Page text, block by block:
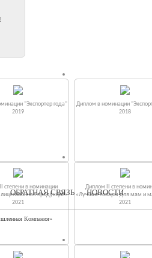
"Экспортер года"
2019
Диплом в номинации
2018
степени в номинации
продукция»
2021
Диплом II степени в
«Лучшие товары для мам и
2021
ОБРАТНАЯ СВЯЗЬ НОВОСТИ
Компания»